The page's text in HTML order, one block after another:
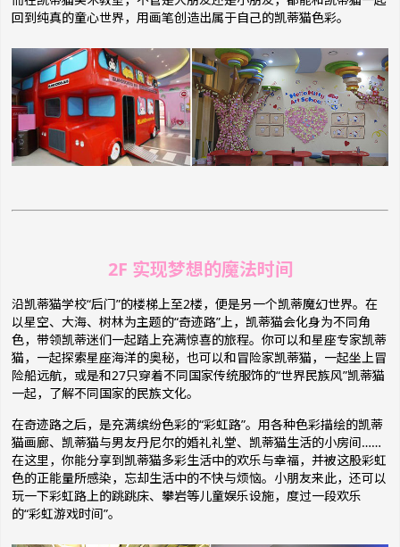
回到纯真的童心世界，用画笔创造出属于自己的凯蒂猫色彩。
2F 实现梦想的魔法时间
沿凯蒂猫学校“后门”的楼梯上至2楼，便是另一个凯蒂魔幻世界。在
以星空、大海、树林为主题的“奇迹路”上，凯蒂猫会化身为不同角
色，带领凯蒂迷们一起踏上充满惊喜的旅程。你可以和星座专家凯蒂
猫，一起探索星座海洋的奥秘，也可以和冒险家凯蒂猫，一起坐上冒
险船远航，或是和27只穿着不同国家传统服饰的“世界民族风”凯蒂猫
一起，了解不同国家的民族文化。
在奇迹路之后，是充满缤纷色彩的“彩虹路”。用各种色彩描绘的凯蒂
猫画廊、凯蒂猫与男友丹尼尔的婚礼礼堂、凯蒂猫生活的小房间……
在这里，你能分享到凯蒂猫多彩生活中的欢乐与幸福，并被这股彩虹
色的正能量所感染，忘却生活中的不快与烦恼。小朋友来此，还可以
玩一下彩虹路上的跳跳床、攀岩等儿童娱乐设施，度过一段欢乐
的“彩虹游戏时间”。